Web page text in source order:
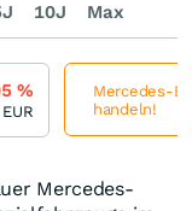
Mercedes-
10J Max
%
EUR
Mercedes-
handeln!